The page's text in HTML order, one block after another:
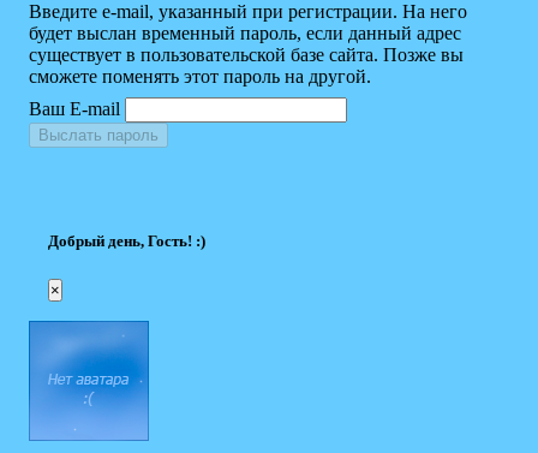
Введите e-mail, указанный при регистрации. На него
будет выслан временный пароль, если данный адрес
существует в пользовательской базе сайта. Позже вы
сможете поменять этот пароль на другой.
Ваш E-mail
Выслать пароль
Добрый день, Гость! :)
×